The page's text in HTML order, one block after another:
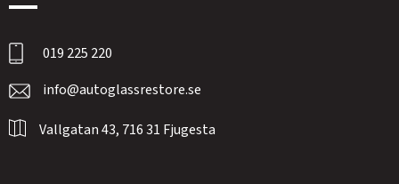
019 225 220
info@autoglassrestore.se
Vallgatan 43, 716 31 Fjugesta